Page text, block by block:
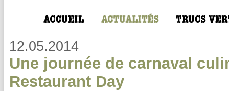
12.05.2014
Une journée de carnaval
Restaurant Day